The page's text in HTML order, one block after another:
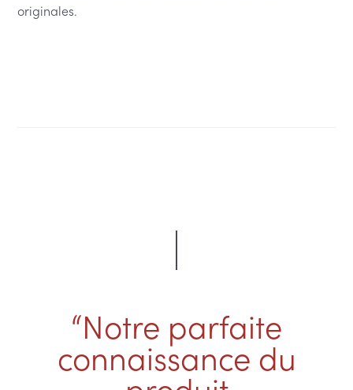
originales.
“Notre parfaite
connaissance du